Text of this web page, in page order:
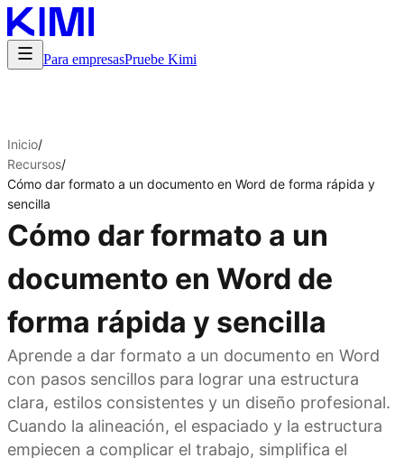
Para empresasPruebe Kimi
Inicio/
Recursos/
Cómo dar formato a un documento en Word de forma rápida y
sencilla
Cómo dar formato a un
documento en Word de
forma rápida y sencilla
Aprende a dar formato a un documento en Word
con pasos sencillos para lograr una estructura
clara, estilos consistentes y un diseño profesional.
Cuando la alineación, el espaciado y la estructura
empiecen a complicar el trabajo, simplifica el